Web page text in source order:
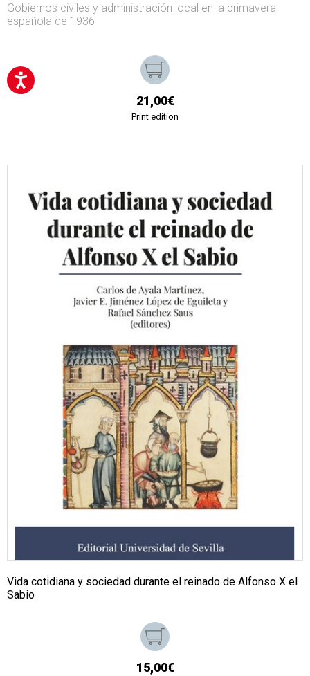
Gobiernos civiles y administración local en la primavera
española de 1936
21,00€
Print edition
Vida cotidiana y sociedad durante el reinado de Alfonso X el
Sabio
15,00€